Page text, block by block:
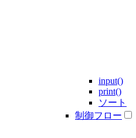
input()
print()
ソート
制御フロー